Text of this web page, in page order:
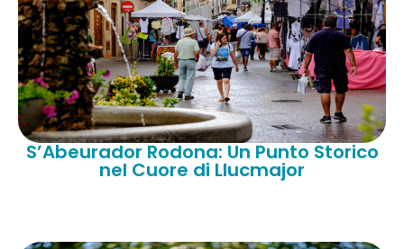
S’Abeurador Rodona: Un Punto Storico
nel Cuore di Llucmajor